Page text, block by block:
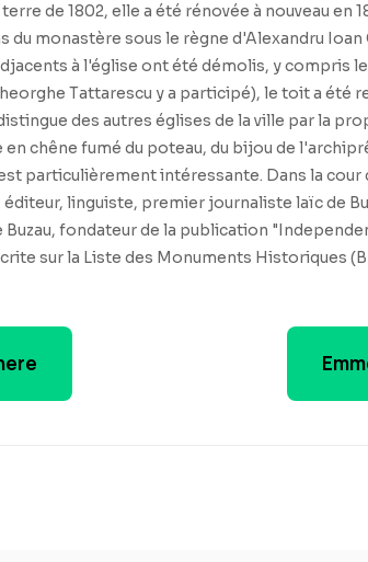
de 1802, elle a été rénovée à nouveau en
monastère sous le règne d'Alexandru Ioan
à l'église ont été démolis, y compris
Tattarescu y a participé), le toit a été
des autres églises de la ville par la
chêne fumé du poteau, du bijou de
particulièrement intéressante. Dans la cour
linguiste, premier journaliste laïc de
fondateur de la publication
sur la Liste des Monuments Historiques